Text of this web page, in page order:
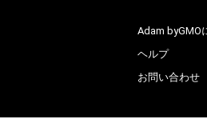
Adam byGMO
ヘルプ
お問い合わせ